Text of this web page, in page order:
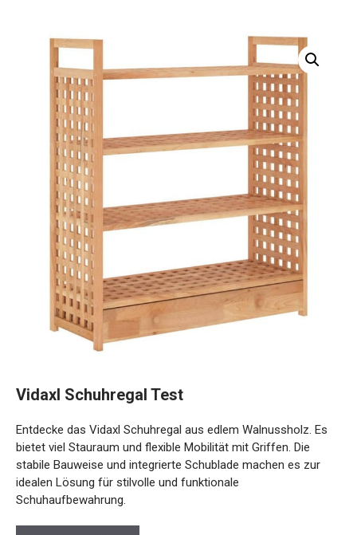
Vidaxl Schuhregal Test
Entdecke das Vidaxl Schuhregal aus edlem Walnussholz. Es
bietet viel Stauraum und flexible Mobilität mit Griffen. Die
stabile Bauweise und integrierte Schublade machen es zur
idealen Lösung für stilvolle und funktionale
Schuhaufbewahrung.